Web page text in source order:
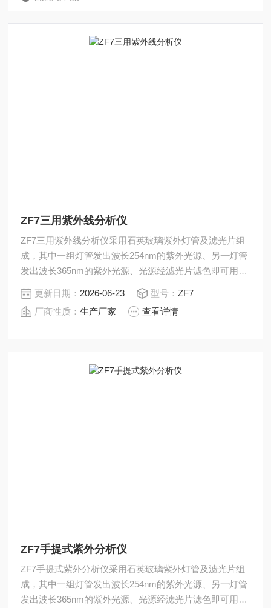
ZF7三用紫外线分析仪
ZF7三用紫外线分析仪采用石英玻璃紫外灯管及滤光片组
成，其中一组灯管发出波长254nm的紫外光源、另一灯管
发出波长365nm的紫外光源、光源经滤光片滤色即可用于
实验。两种光源能单独使用，亦可同时混合使用。为层析
板点样，定位照明，在座内还装有一根普通荧光灯，整机
结构简单轻便，零件通用性强，使用维修便捷。
更新日期： 2026-06-23 型号：ZF7
厂商性质：生产厂家 查看详情
ZF7手提式紫外分析仪
ZF7手提式紫外分析仪采用石英玻璃紫外灯管及滤光片组
成，其中一组灯管发出波长254nm的紫外光源、另一灯管
发出波长365nm的紫外光源、光源经滤光片滤色即可用于